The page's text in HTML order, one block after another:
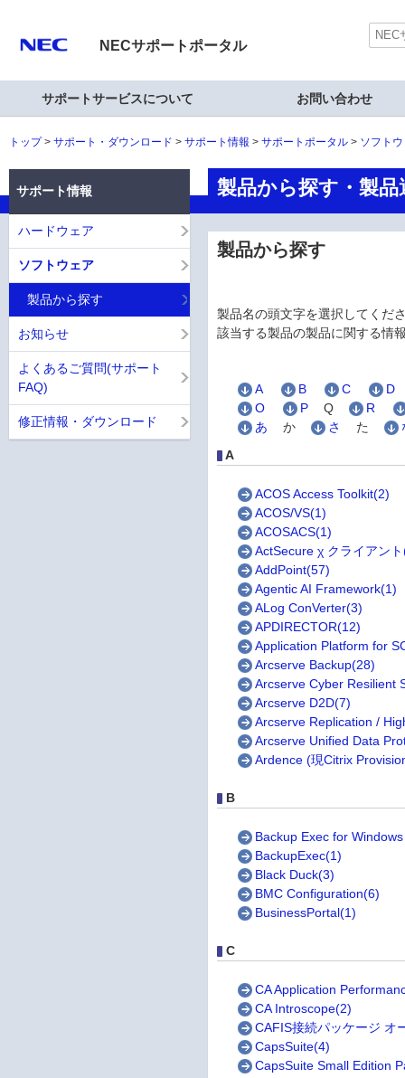
NECサポートポータル
サポートサービスについて お問い合わせ
トップ サポート・ダウンロード サポート情報 サポートポータル ソフト
製品から探す・製
製品から探す
製品名の頭文字を選択してくだ
該当する製品の製品に関する情
A B C
D
O
P Q
R
あ
か さ た
A
ACOS Access Toolkit(2)
ACOS/VS(1)
ACOSACS(1)
ActSecure χ クライアン
AddPoint(57)
Agentic AI Framework(1)
ALog ConVerter(3)
APDIRECTOR(12)
Application Platform for
Arcserve Backup(28)
Arcserve Cyber Resilient
Arcserve D2D(7)
Arcserve Replication /
Arcserve Unified Data
Ardence (現Citrix
B
Backup Exec for
BackupExec(1)
Black Duck(3)
BMC Configuration(6)
BusinessPortal(1)
C
CA Application
CA Introscope(2)
CAFIS接続パッケージ オ
CapsSuite(4)
CapsSuite Small Edition
サポート情報
ハードウェア
ソフトウェア
製品から探す
お知らせ
よくあるご質問(サポート
FAQ)
修正情報・ダウンロード